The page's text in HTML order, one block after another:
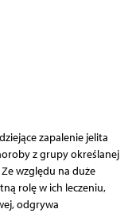
zapalenie jelita
z grupy określanej
względu na duże
rolę w ich leczeniu,
odgrywa